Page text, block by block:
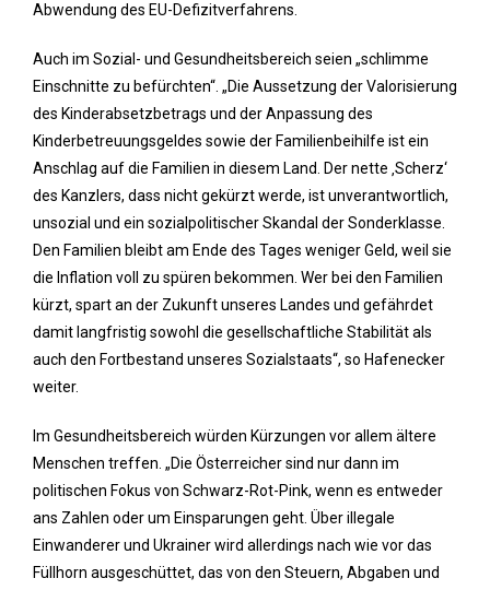
Abwendung des EU-Defizitverfahrens.
Auch im Sozial- und Gesundheitsbereich seien „schlimme
Einschnitte zu befürchten“. „Die Aussetzung der Valorisierung
des Kinderabsetzbetrags und der Anpassung des
Kinderbetreuungsgeldes sowie der Familienbeihilfe ist ein
Anschlag auf die Familien in diesem Land. Der nette ‚Scherz‘
des Kanzlers, dass nicht gekürzt werde, ist unverantwortlich,
unsozial und ein sozialpolitischer Skandal der Sonderklasse.
Den Familien bleibt am Ende des Tages weniger Geld, weil sie
die Inflation voll zu spüren bekommen. Wer bei den Familien
kürzt, spart an der Zukunft unseres Landes und gefährdet
damit langfristig sowohl die gesellschaftliche Stabilität als
auch den Fortbestand unseres Sozialstaats“, so Hafenecker
weiter.
Im Gesundheitsbereich würden Kürzungen vor allem ältere
Menschen treffen. „Die Österreicher sind nur dann im
politischen Fokus von Schwarz-Rot-Pink, wenn es entweder
ans Zahlen oder um Einsparungen geht. Über illegale
Einwanderer und Ukrainer wird allerdings nach wie vor das
Füllhorn ausgeschüttet, das von den Steuern, Abgaben und